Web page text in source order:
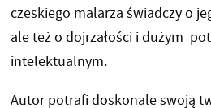
czeskiego malarza świadczy o
ale też o dojrzałości i dużym
intelektualnym.
Autor potrafi doskonale swoją